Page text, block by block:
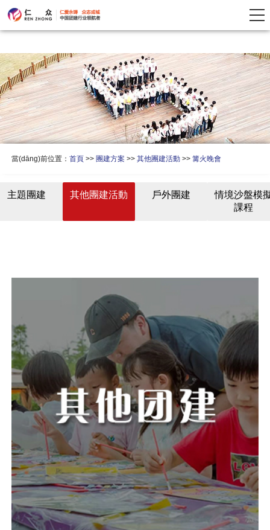
當(dāng)前位置：首頁 >> 團建方案 >>其他團建活動 >>篝火晚會
主題團建 其他團建活動 戶外團建
情境沙盤模
課程